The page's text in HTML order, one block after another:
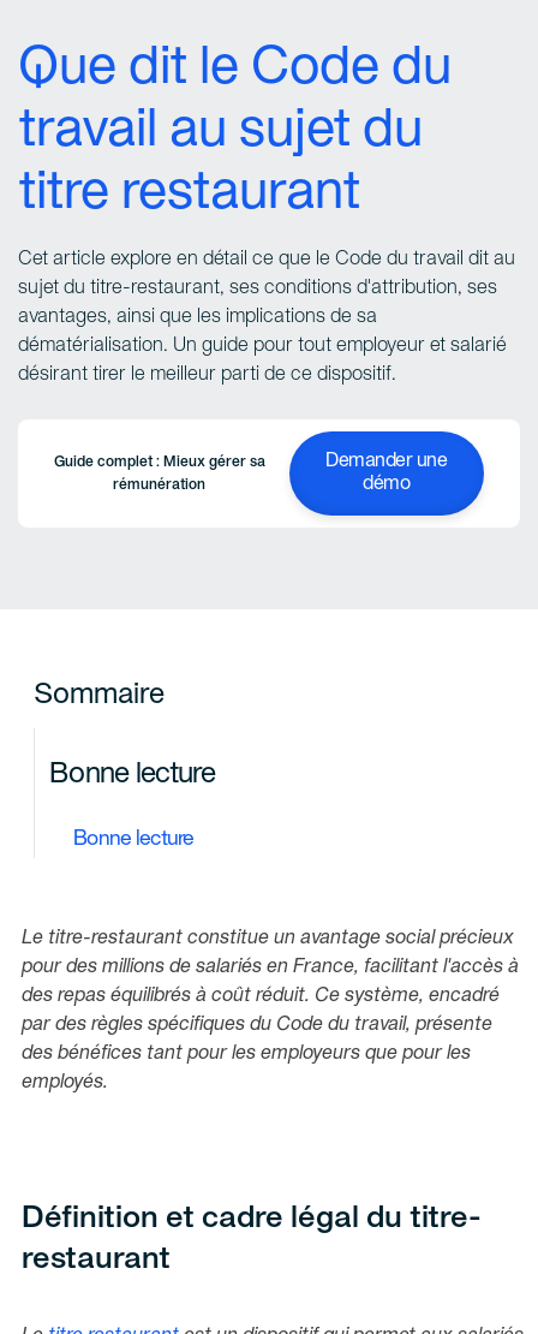
Que dit le Code du
travail au sujet du
titre restaurant
Cet article explore en détail ce que le Code du travail dit au
sujet du titre-restaurant, ses conditions d'attribution, ses
avantages, ainsi que les implications de sa
dématérialisation. Un guide pour tout employeur et salarié
désirant tirer le meilleur parti de ce dispositif.
Guide complet : Mieux gérer sa
rémunération
Demander une
démo
Sommaire
Bonne lecture
Bonne lecture
Le titre-restaurant constitue un avantage social précieux
pour des millions de salariés en France, facilitant l'accès à
des repas équilibrés à coût réduit. Ce système, encadré
par des règles spécifiques du Code du travail, présente
des bénéfices tant pour les employeurs que pour les
employés.
Définition et cadre légal du titre-
restaurant